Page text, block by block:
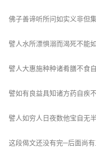
佛子善谛听所问如实义非但
譬人水所漂惧溺而渴死不能
譬人大惠施种种诸肴膳不食
譬如有良益具知诸方药自疾
譬人如穷人日夜数他宝自无
这段偈文还没有完─后面尚